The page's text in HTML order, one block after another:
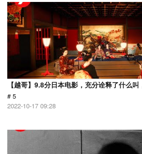
【越哥】9.8分日本电影，充分诠释了什么叫
# 5
2022-10-17 09:28